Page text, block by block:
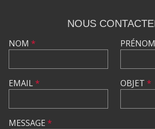
NOUS
NOM *
EMAIL*
PRÉNOM
OBJET *
MESSAGE *